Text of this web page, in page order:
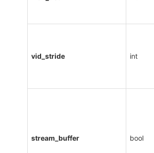
vid_stride int
stream_buffer bool